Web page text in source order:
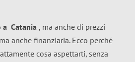
a Catania , ma anche di prezzi
anche finanziaria. Ecco perché
cosa aspettarti, senza